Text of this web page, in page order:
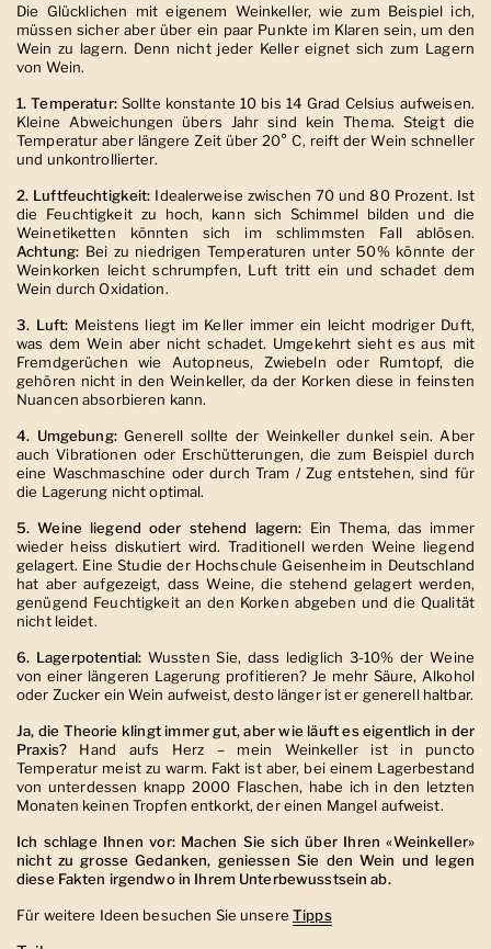
Die Glücklichen mit eigenem Weinkeller, wie zum Beispiel ich,
müssen sicher aber über ein paar Punkte im Klaren sein, um den
Wein zu lagern. Denn nicht jeder Keller eignet sich zum Lagern
von Wein.
1. Temperatur: Sollte konstante 10 bis 14 Grad Celsius aufweisen.
Kleine Abweichungen übers Jahr sind kein Thema. Steigt die
Temperatur aber längere Zeit über 20° C, reift der Wein schneller
und unkontrollierter.
2. Luftfeuchtigkeit: Idealerweise zwischen 70 und 80 Prozent. Ist
die Feuchtigkeit zu hoch, kann sich Schimmel bilden und die
Weinetiketten könnten sich im schlimmsten Fall ablösen.
Achtung: Bei zu niedrigen Temperaturen unter 50% könnte der
Weinkorken leicht schrumpfen, Luft tritt ein und schadet dem
Wein durch Oxidation.
3. Luft: Meistens liegt im Keller immer ein leicht modriger Duft,
was dem Wein aber nicht schadet. Umgekehrt sieht es aus mit
Fremdgerüchen wie Autopneus, Zwiebeln oder Rumtopf, die
gehören nicht in den Weinkeller, da der Korken diese in feinsten
Nuancen absorbieren kann.
4. Umgebung:Generell sollte der Weinkeller dunkel sein. Aber
auch Vibrationen oder Erschütterungen, die zum Beispiel durch
eine Waschmaschine oder durch Tram / Zug entstehen, sind für
die Lagerung nicht optimal.
5. Weine liegend oder stehend lagern: Ein Thema, das immer
wieder heiss diskutiert wird. Traditionell werden Weine liegend
gelagert. Eine Studie der Hochschule Geisenheim in Deutschland
hat aber aufgezeigt, dass Weine, die stehend gelagert werden,
genügend Feuchtigkeit an den Korken abgeben und die Qualität
nicht leidet.
6. Lagerpotential: Wussten Sie, dass lediglich 3-10% der Weine
von einer längeren Lagerung profitieren? Je mehr Säure, Alkohol
oder Zucker ein Wein aufweist, desto länger ist er generell haltbar.
Ja, die Theorie klingt immer gut, aber wie läuft es eigentlich in der
Praxis?Hand aufs Herz – mein Weinkeller ist in puncto
Temperatur meist zu warm. Fakt ist aber, bei einem Lagerbestand
von unterdessen knapp 2000 Flaschen, habe ich in den letzten
Monaten keinen Tropfen entkorkt, der einen Mangel aufweist.
Ich schlage Ihnen vor: Machen Sie sich über Ihren «Weinkeller»
nicht zu grosse Gedanken, geniessen Sie den Wein und legen
diese Fakten irgendwo in Ihrem Unterbewusstsein ab.
Für weitere Ideen besuchen Sie unsere Tipps